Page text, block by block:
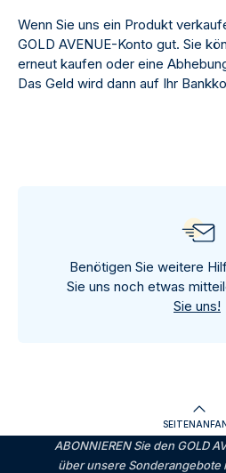
Wenn Sie uns ein Produkt
GOLD AVENUE-Konto gut. Sie
erneut kaufen oder eine
Das Geld wird dann auf Ihr
Benötigen Sie weitere
Sie uns noch etwas
Sie uns!
ABONNIEREN Sie den GOLD
über unsere Sonderangebote